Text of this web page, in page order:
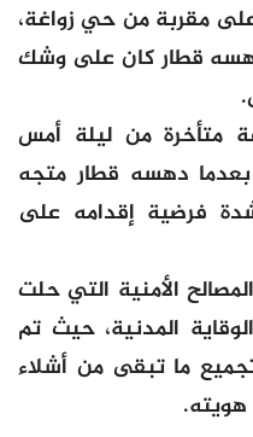
مقربة من حي زواغة،
قطار كان على وشك
متأخرة من ليلة أمس
دهسه قطار متجه
فرضية إقدامه على
الأمنية التي حلت
المدنية، حيث تم
ما تبقى من أشلاء